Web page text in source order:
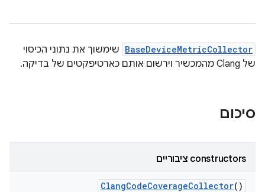
BaseDeviceMetricCollector שימשוך את נתוני הכיסוי
של Clang מהמכשיר וירשום אותם כארטיפקטים של בדיקה.
סיכום
‫constructors ציבוריים
ClangCodeCoverageCollector()